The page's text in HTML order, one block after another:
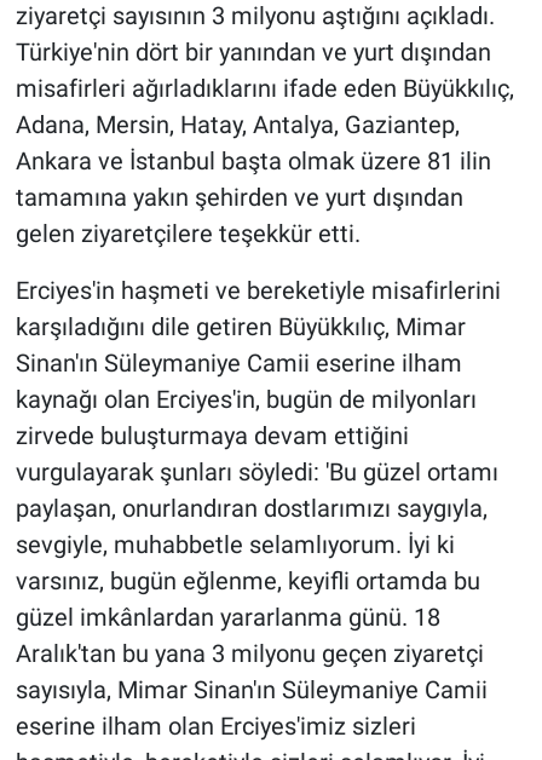
ziyaretçi sayısının 3 milyonu aştığını açıkladı.
Türkiye'nin dört bir yanından ve yurt dışından
misafirleri ağırladıklarını ifade eden Büyükkılıç,
Adana, Mersin, Hatay, Antalya, Gaziantep,
Ankara ve İstanbul başta olmak üzere 81 ilin
tamamına yakın şehirden ve yurt dışından
gelen ziyaretçilere teşekkür etti.
Erciyes'in haşmeti ve bereketiyle misafirlerini
karşıladığını dile getiren Büyükkılıç, Mimar
Sinan'ın Süleymaniye Camii eserine ilham
kaynağı olan Erciyes'in, bugün de milyonları
zirvede buluşturmaya devam ettiğini
vurgulayarak şunları söyledi: 'Bu güzel ortamı
paylaşan, onurlandıran dostlarımızı saygıyla,
sevgiyle, muhabbetle selamlıyorum. İyi ki
varsınız, bugün eğlenme, keyifli ortamda bu
güzel imkânlardan yararlanma günü. 18
Aralık'tan bu yana 3 milyonu geçen ziyaretçi
sayısıyla, Mimar Sinan'ın Süleymaniye Camii
eserine ilham olan Erciyes'imiz sizleri